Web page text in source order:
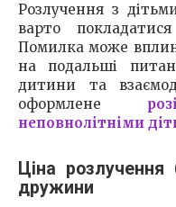
Розлучення з
варто
Помилка може
на подальші
дитини та
оформлене
неповнолітніми
Ціна розлучення
дружини